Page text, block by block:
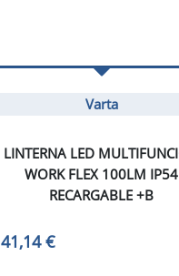
Varta
LINTERNA LED
WORK FLEX 100LM IP54
RECARGABLE +B
41,14 €